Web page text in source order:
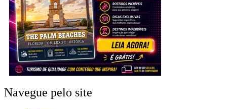
Navegue pelo site